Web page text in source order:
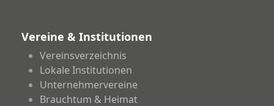
Vereine & Institutionen
Vereinsverzeichnis
Lokale Institutionen
Unternehmervereine
Brauchtum & Heimat